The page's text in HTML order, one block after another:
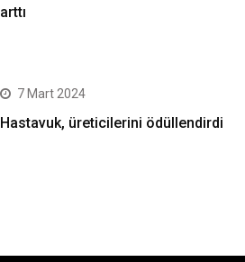
arttı
7 Mart 2024
Hastavuk, üreticilerini ödüllendirdi